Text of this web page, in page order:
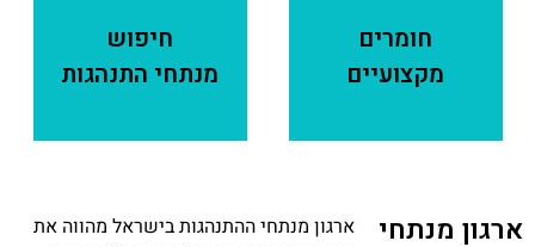
חומרים
מקצועיים
חיפוש
מנתחי התנהגות
ארגון מנתחי
ארגון מנתחי ההתנהגות בישראל מהווה את